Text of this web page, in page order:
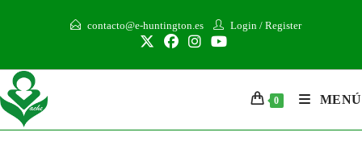
contacto@e-huntington.es Login / Register
0 MENÚ